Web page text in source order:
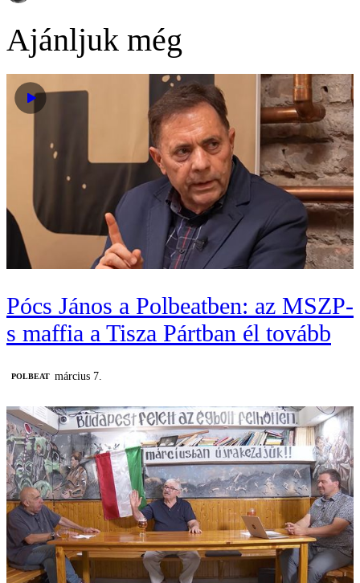
Ajánljuk még
Pócs János a Polbeatben: az MSZP-
s maffia a Tisza Pártban él tovább
‎POLBEAT március 7.